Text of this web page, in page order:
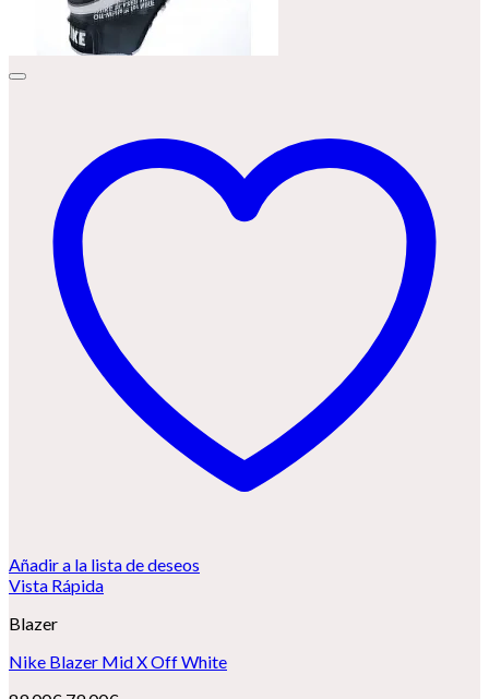
Añadir a la lista de deseos
Vista Rápida
Blazer
Nike Blazer Mid X Off White